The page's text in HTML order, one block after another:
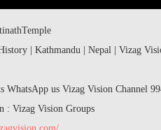
| Kathmandu | Nepal | Vizag
WhatsApp us Vizag Vision Channel
: Vizag Vision Groups